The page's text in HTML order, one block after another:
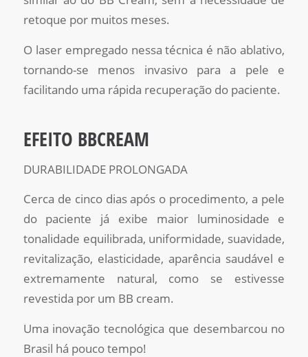
retoque por muitos meses.
O laser empregado nessa técnica é não ablativo,
tornando-se menos invasivo para a pele e
facilitando uma rápida recuperação do paciente.
EFEITO BBCREAM
DURABILIDADE PROLONGADA
Cerca de cinco dias após o procedimento, a pele
do paciente já exibe maior luminosidade e
tonalidade equilibrada, uniformidade, suavidade,
revitalização, elasticidade, aparência saudável e
extremamente natural, como se estivesse
revestida por um BB cream.
Uma inovação tecnológica que desembarcou no
Brasil há pouco tempo!